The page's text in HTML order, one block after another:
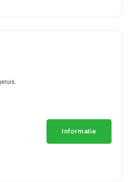
Informatie